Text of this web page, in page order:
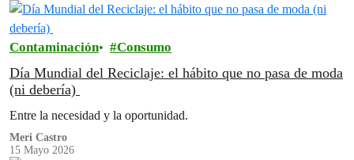
Contaminación Consumo
Día Mundial del Reciclaje: el hábito que no pasa de moda
(ni debería)
Entre la necesidad y la oportunidad.
Meri Castro
15 Mayo 2026